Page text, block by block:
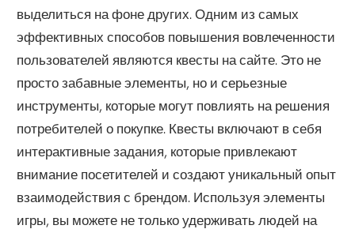
выделиться на фоне других. Одним из самых
эффективных способов повышения вовлеченности
пользователей являются квесты на сайте. Это не
просто забавные элементы, но и серьезные
инструменты, которые могут повлиять на решения
потребителей о покупке. Квесты включают в себя
интерактивные задания, которые привлекают
внимание посетителей и создают уникальный опыт
взаимодействия с брендом. Используя элементы
игры, вы можете не только удерживать людей на